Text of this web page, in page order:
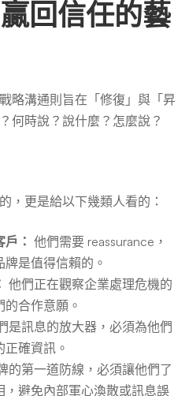
回信任的藝
略溝通則旨在「修復」與「昇
何時說？說什麼？怎麼說？
，更是給以下幾類人看的：
： 他們需要 reassurance，
是值得信賴的。
他們正在觀察企業處理危機的
合作意願。
是訊息的放大器，必須為他們
確資訊。
的第一道防線，必須讓他們了
，避免內部軍心渙散或訊息誤